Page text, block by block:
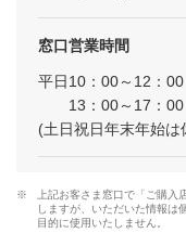
窓口営業時間
平日10：00～12：00
13：00～17：00
(土日祝日年末年始は
※
上記お客さま窓口で「ご購
しますが、いただいた情報は
目的に使用いたしません。